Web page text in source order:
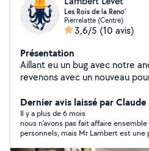
Les Rois de la Reno'
Pierrelatte (Centre)
3,6/5 (10 avis)
Présentation
Aillant eu un bug avec notre
revenons avec un nouveau
et Facebook .
Dernier avis laissé par
Il y a plus de 6 mois
nous n'avons pas fait affaire
personnels, mais Mr Lambert est